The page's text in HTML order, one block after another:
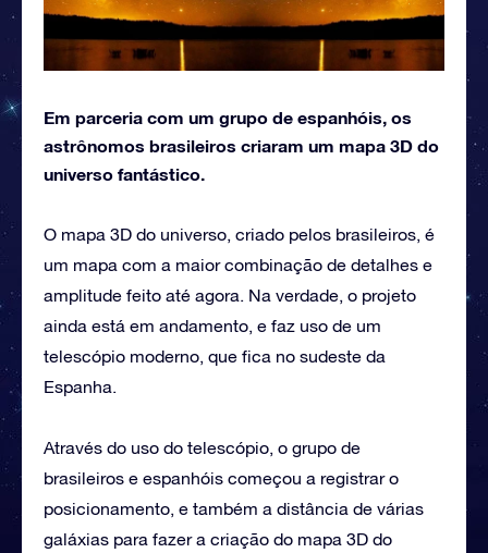
Em parceria com um grupo de espanhóis, os
astrônomos brasileiros criaram um mapa 3D do
universo fantástico.
O mapa 3D do universo, criado pelos brasileiros, é
um mapa com a maior combinação de detalhes e
amplitude feito até agora. Na verdade, o projeto
ainda está em andamento, e faz uso de um
telescópio moderno, que fica no sudeste da
Espanha.
Através do uso do telescópio, o grupo de
brasileiros e espanhóis começou a registrar o
posicionamento, e também a distância de várias
galáxias para fazer a criação do mapa 3D do